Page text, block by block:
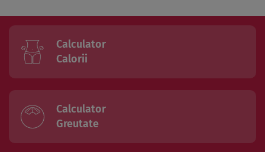
Calculator
Calorii
Calculator
Greutate